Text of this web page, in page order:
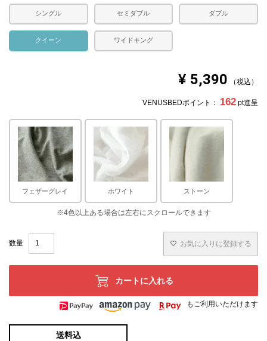
シングル セミダブル ダブル
クイーン ワイドキング
¥ 5,390 税込
VENUSBEDポイント： 162 pt進呈
フェザーグレイ ホワイト ストーン
お気に入りに登録する
カートに入れる
もご利用いただけます
送料込